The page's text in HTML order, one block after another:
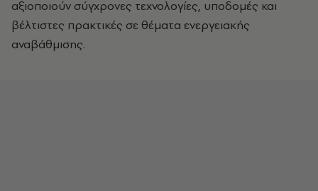
αξιοποιούν σύγχρονες τεχνολογίες, υποδομές και
βέλτιστες πρακτικές σε θέματα ενεργειακής
αναβάθμισης.